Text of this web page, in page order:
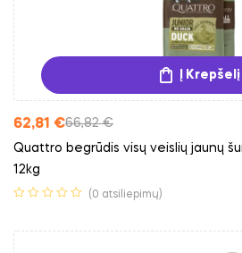
Į Krepšelį
66,82€
62,81 €
Quattro begrūdis visų veislių jaunų
12kg
(0 atsiliepimų)